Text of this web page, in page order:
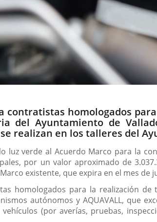
contratistas homologados
del Ayuntamiento de
realizan en los talleres del
luz verde al Acuerdo Marco para la
por un valor aproximado de
existente, que expira en el mes de
homologados para la realización
autónomos y AQUAVALL, que
(por averías, pruebas,